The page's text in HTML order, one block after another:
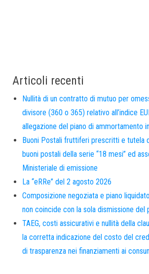
Articoli recenti
Nullità di un contratto di mutuo per
divisore (360 o 365) relativo all’indice
allegazione del piano di ammortamento
Buoni Postali fruttiferi prescritti e tutela
buoni postali della serie “18 mesi” ed
Ministeriale di emissione
La “eRRe” del 2 agosto 2026
Composizione negoziata e piano
non coincide con la sola dismissione del
TAEG, costi assicurativi e nullità della
la corretta indicazione del costo del
di trasparenza nei finanziamenti ai